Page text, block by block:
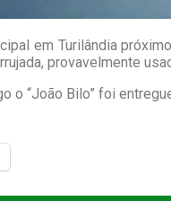
em Turilândia
provavelmente
o “João Bilo” foi